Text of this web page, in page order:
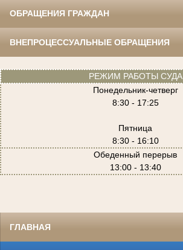
ОБРАЩЕНИЯ ГРАЖДАН
ВНЕПРОЦЕССУАЛЬНЫЕ ОБРАЩЕНИЯ
РЕЖИМ РАБОТЫ СУДА
Понедельник-четверг
8:30 - 17:25
Пятница
8:30 - 16:10
Обеденный перерыв
13:00 - 13:40
ГЛАВНАЯ